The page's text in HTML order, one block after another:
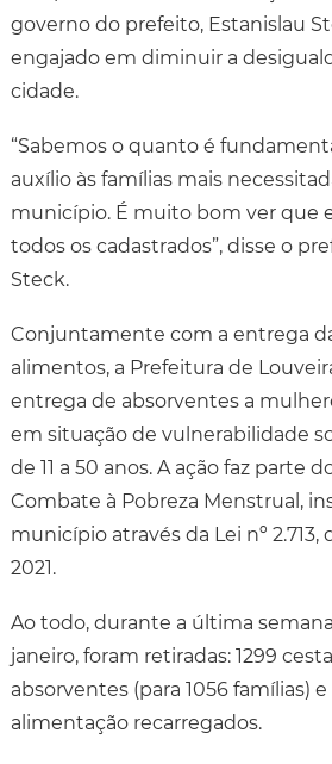
governo do prefeito, Estanislau
engajado em diminuir a
cidade.
“Sabemos o quanto é
auxílio às famílias mais
município. É muito bom ver que
todos os cadastrados”, disse o
Steck.
Conjuntamente com a entrega
alimentos, a Prefeitura de
entrega de absorventes a
em situação de vulnerabilidade
de 11 a 50 anos. A ação faz parte
Combate à Pobreza Menstrual,
município através da Lei nº
2021.
Ao todo, durante a última
janeiro, foram retiradas: 1299
absorventes (para 1056 famílias)
alimentação recarregados.